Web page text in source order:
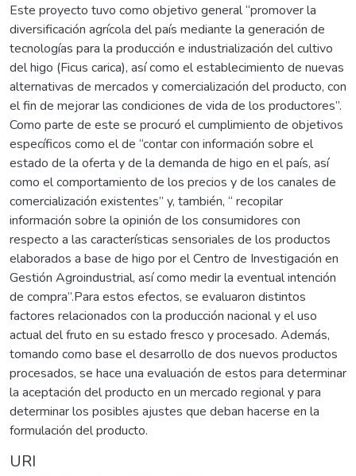
Este proyecto tuvo como objetivo general “promover la
diversificación agrícola del país mediante la generación de
tecnologías para la producción e industrialización del cultivo
del higo (Ficus carica), así como el establecimiento de nuevas
alternativas de mercados y comercialización del producto, con
el fin de mejorar las condiciones de vida de los productores”.
Como parte de este se procuró el cumplimiento de objetivos
específicos como el de “contar con información sobre el
estado de la oferta y de la demanda de higo en el país, así
como el comportamiento de los precios y de los canales de
comercialización existentes” y, también, “ recopilar
información sobre la opinión de los consumidores con
respecto a las características sensoriales de los productos
elaborados a base de higo por el Centro de Investigación en
Gestión Agroindustrial, así como medir la eventual intención
de compra”.Para estos efectos, se evaluaron distintos
factores relacionados con la producción nacional y el uso
actual del fruto en su estado fresco y procesado. Además,
tomando como base el desarrollo de dos nuevos productos
procesados, se hace una evaluación de estos para determinar
la aceptación del producto en un mercado regional y para
determinar los posibles ajustes que deban hacerse en la
formulación del producto.
URI